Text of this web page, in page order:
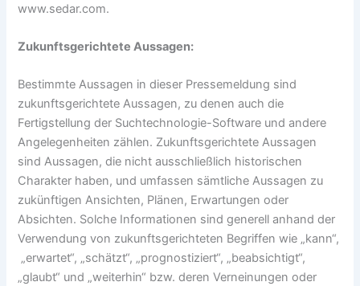
www.sedar.com.
Zukunftsgerichtete Aussagen:
Bestimmte Aussagen in dieser Pressemeldung sind
zukunftsgerichtete Aussagen, zu denen auch die
Fertigstellung der Suchtechnologie-Software und andere
Angelegenheiten zählen. Zukunftsgerichtete Aussagen
sind Aussagen, die nicht ausschließlich historischen
Charakter haben, und umfassen sämtliche Aussagen zu
zukünftigen Ansichten, Plänen, Erwartungen oder
Absichten. Solche Informationen sind generell anhand der
Verwendung von zukunftsgerichteten Begriffen wie „kann“,
„erwartet“, „schätzt“, „prognostiziert“, „beabsichtigt“,
„glaubt“ und „weiterhin“ bzw. deren Verneinungen oder